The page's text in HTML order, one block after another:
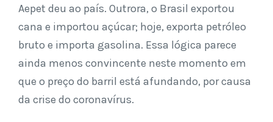
Aepet deu ao país. Outrora, o Brasil exportou
cana e importou açúcar; hoje, exporta petróleo
bruto e importa gasolina. Essa lógica parece
ainda menos convincente neste momento em
que o preço do barril está afundando, por causa
da crise do coronavírus.